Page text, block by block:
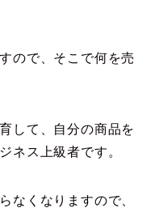
ので、そこで何を売
して、自分の商品を
ネス上級者です。
なくなりますので、